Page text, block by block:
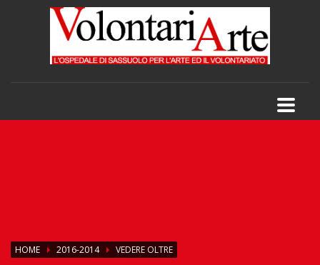
HOME 2016-2014 VEDERE OLTRE